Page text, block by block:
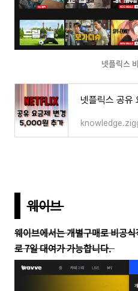
넷플릭스
넷플릭스 공
웨이브
웨이브에서는 개별구매로비공
로7일 대여가 가능합니다.